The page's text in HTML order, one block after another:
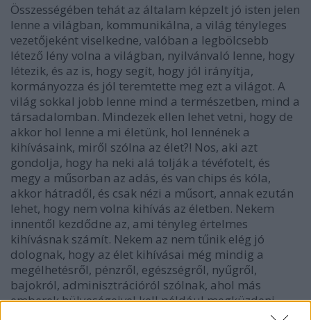
Összességében tehát az általam képzelt jó isten jelen
lenne a világban, kommunikálna, a világ tényleges
vezetőjeként viselkedne, valóban a legbölcsebb
létező lény volna a világban, nyilvánvaló lenne, hogy
létezik, és az is, hogy segít, hogy jól irányítja,
kormányozza és jól teremtette meg ezt a világot. A
világ sokkal jobb lenne mind a természetben, mind a
társadalomban. Mindezek ellen lehet vetni, hogy de
akkor hol lenne a mi életünk, hol lennének a
kihívásaink, miről szólna az élet?! Nos, aki azt
gondolja, hogy ha neki alá tolják a tévéfotelt, és
megy a műsorban az adás, és van chips és kóla,
akkor hátradől, és csak nézi a műsort, annak ezután
lehet, hogy nem volna kihívás az életben. Nekem
innentől kezdődne az, ami tényleg értelmes
kihívásnak számít. Nekem az nem tűnik elég jó
dolognak, hogy az élet kihívásai még mindig a
megélhetésről, pénzről, egészségről, nyűgről,
bajokról, adminisztrációról szólnak, ahol más
emberek hülyeségeivel kell például megküzdeni.